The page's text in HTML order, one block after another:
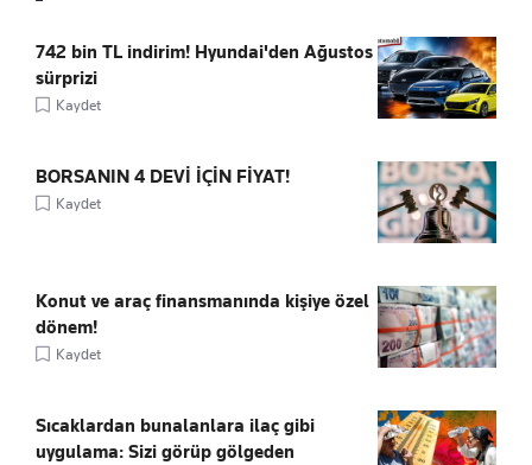
742 bin TL indirim! Hyundai'den Ağustos
sürprizi
Kaydet
BORSANIN 4 DEVİ İÇİN FİYAT!
Kaydet
Konut ve araç finansmanında kişiye özel
dönem!
Kaydet
Sıcaklardan bunalanlara ilaç gibi
uygulama: Sizi görüp gölgeden